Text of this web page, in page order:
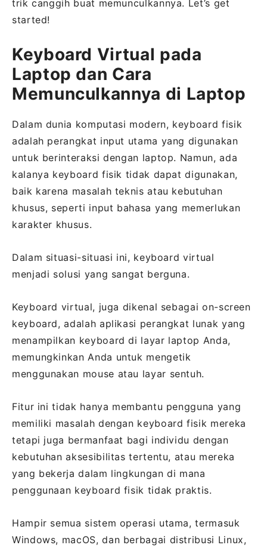
trik canggih buat memunculkannya. Let’s get
started!
Keyboard Virtual pada
Laptop dan Cara
Memunculkannya di Laptop
Dalam dunia komputasi modern, keyboard fisik
adalah perangkat input utama yang digunakan
untuk berinteraksi dengan laptop. Namun, ada
kalanya keyboard fisik tidak dapat digunakan,
baik karena masalah teknis atau kebutuhan
khusus, seperti input bahasa yang memerlukan
karakter khusus.
Dalam situasi-situasi ini, keyboard virtual
menjadi solusi yang sangat berguna.
Keyboard virtual, juga dikenal sebagai on-screen
keyboard, adalah aplikasi perangkat lunak yang
menampilkan keyboard di layar laptop Anda,
memungkinkan Anda untuk mengetik
menggunakan mouse atau layar sentuh.
Fitur ini tidak hanya membantu pengguna yang
memiliki masalah dengan keyboard fisik mereka
tetapi juga bermanfaat bagi individu dengan
kebutuhan aksesibilitas tertentu, atau mereka
yang bekerja dalam lingkungan di mana
penggunaan keyboard fisik tidak praktis.
Hampir semua sistem operasi utama, termasuk
Windows, macOS, dan berbagai distribusi Linux,